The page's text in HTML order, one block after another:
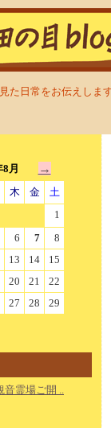
た日常をお伝えします
月 →
木 金
土
1
6 7
8
13 14
15
20 21
22
27 28
29
音霊場ご開 ..